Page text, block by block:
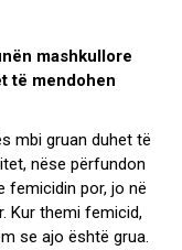
mashkullore
të mendohen
mbi gruan duhet të
nëse përfundon
femicidin por, jo në
Kur themi femicid,
se ajo është grua.